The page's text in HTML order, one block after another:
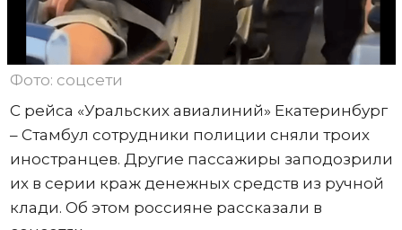
Фото: соцсети
С рейса «Уральских авиалиний» Екатеринбург
– Стамбул сотрудники полиции сняли троих
иностранцев. Другие пассажиры заподозрили
их в серии краж денежных средств из ручной
клади. Об этом россияне рассказали в